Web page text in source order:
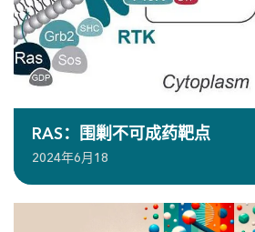
RAS：围剿不可成药靶点
2024年6月18